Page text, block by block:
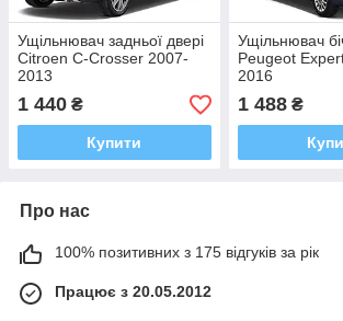
Ущільнювач задньої двері
Citroen C-Crosser 2007-
2013
1 440 ₴
Купити
Ущільнювач
Peugeot
2016
1 488₴
Про нас
100% позитивних з 175 відгуків за рік
Працює з 20.05.2012